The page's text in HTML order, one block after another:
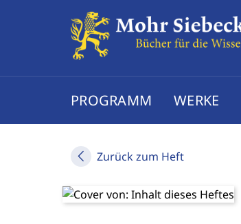
PROGRAMM WERKE
Zurück zum Heft